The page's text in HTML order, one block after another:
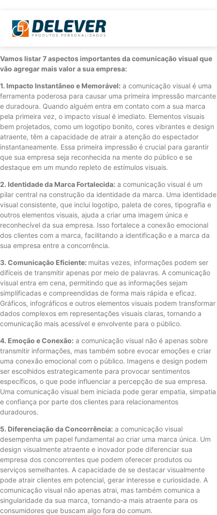
Vamos listar 7 aspectos importantes da comunicação visual que
vão agregar mais valor a sua empresa:
1. Impacto Instantâneo e Memorável: a comunicação visual é uma
ferramenta poderosa para causar uma primeira impressão marcante
e duradoura. Quando alguém entra em contato com a sua marca
pela primeira vez, o impacto visual é imediato. Elementos visuais
bem projetados, como um logotipo bonito, cores vibrantes e design
atraente, têm a capacidade de atrair a atenção do espectador
instantaneamente. Essa primeira impressão é crucial para garantir
que sua empresa seja reconhecida na mente do público e se
destaque em um mundo repleto de estímulos visuais.
2. Identidade da Marca Fortalecida: a comunicação visual é um
pilar central na construção da identidade da marca. Uma identidade
visual consistente, que inclui logotipo, paleta de cores, tipografia e
outros elementos visuais, ajuda a criar uma imagem única e
reconhecível da sua empresa. Isso fortalece a conexão emocional
dos clientes com a marca, facilitando a identificação e a marca da
sua empresa entre a concorrência.
3. Comunicação Eficiente: muitas vezes, informações podem ser
difíceis de transmitir apenas por meio de palavras. A comunicação
visual entra em cena, permitindo que as informações sejam
simplificadas e compreendidas de forma mais rápida e eficaz.
Gráficos, infográficos e outros elementos visuais podem transformar
dados complexos em representações visuais claras, tornando a
comunicação mais acessível e envolvente para o público.
4. Emoção e Conexão: a comunicação visual não é apenas sobre
transmitir informações, mas também sobre evocar emoções e criar
uma conexão emocional com o público. Imagens e design podem
ser escolhidos estrategicamente para provocar sentimentos
específicos, o que pode influenciar a percepção de sua empresa.
Uma comunicação visual bem iniciada pode gerar empatia, simpatia
e confiança por parte dos clientes para relacionamentos
duradouros.
5. Diferenciação da Concorrência: a comunicação visual
desempenha um papel fundamental ao criar uma marca única. Um
design visualmente atraente e inovador pode diferenciar sua
empresa dos concorrentes que podem oferecer produtos ou
serviços semelhantes. A capacidade de se destacar visualmente
pode atrair clientes em potencial, gerar interesse e curiosidade. A
comunicação visual não apenas atrai, mas também comunica a
singularidade da sua marca, tornando-a mais atraente para os
consumidores que buscam algo fora do comum.